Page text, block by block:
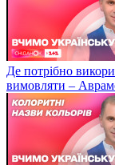
Де потрібно
вимовляти –